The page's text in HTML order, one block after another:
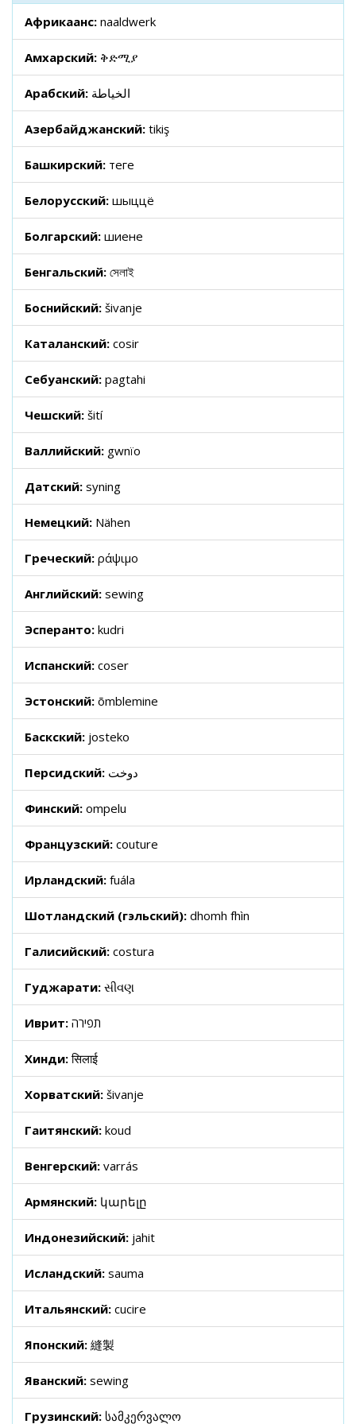
Африкаанс: naaldwerk
Амхарский: ቅድሚያ
Арабский: الخياطة
Азербайджанский: tikiş
Башкирский: тегеү
Белорусский: шыццё
Болгарский: шиене
Бенгальский: সেলাই
Боснийский: šivanje
Каталанский: cosir
Себуанский: pagtahi
Чешский: šití
Валлийский: gwnïo
Датский: syning
Немецкий: Nähen
Греческий: ράψιμο
Английский: sewing
Эсперанто: kudri
Испанский: coser
Эстонский: õmblemine
Баскский: josteko
Персидский: دوخت
Финский: ompelu
Французский: couture
Ирландский: fuála
Шотландский (гэльский): dhomh fhìn
Галисийский: costura
Гуджарати: સીવણ
Иврит: תפירה
Хинди:सिलाई
Хорватский: šivanje
Гаитянский: koud
Венгерский: varrás
Армянский: կարելը
Индонезийский: jahit
Исландский: sauma
Итальянский: cucire
Японский: 縫製
Яванский: sewing
Грузинский: სამკერვალო